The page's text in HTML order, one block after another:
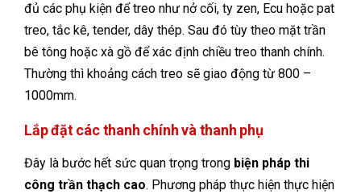
đủ các phụ kiện để treo như nở cối, ty zen, Ecu hoặc pat
treo, tắc kê, tender, dây thép. Sau đó tùy theo mặt trần
bê tông hoặc xà gồ để xác định chiều treo thanh chính.
Thường thì khoảng cách treo sẽ giao động từ 800 –
1000mm.
Lắp đặt các thanh chính và thanh phụ
Đây là bước hết sức quan trọng trong biện pháp thi
công trần thạch cao. Phương pháp thực hiện thực hiện